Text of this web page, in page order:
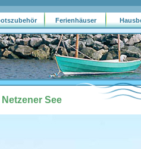
Ferienhäuser
See